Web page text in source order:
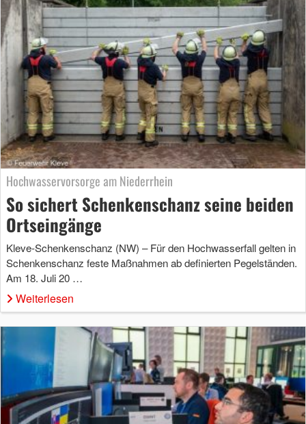
Hochwasservorsorge am Niederrhein
So sichert Schenkenschanz seine beiden
Ortseingänge
Kleve-Schenkenschanz (NW) – Für den Hochwasserfall gelten in
Schenkenschanz feste Maßnahmen ab definierten Pegelständen.
Am 18. Juli 20 …
Weiterlesen